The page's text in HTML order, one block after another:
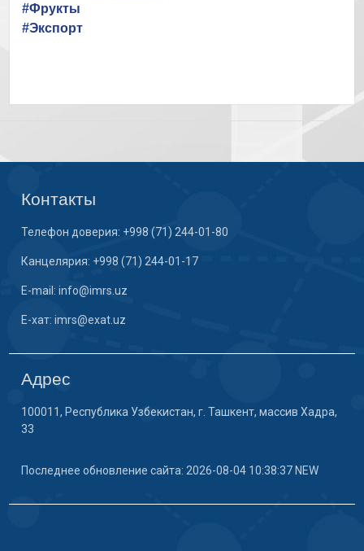
#Фрукты
#Экспорт
Контакты
Телефон доверия: +998 (71) 244-01-80
Канцелярия: +998 (71) 244-01-17
E-mail: info@imrs.uz
E-хат: imrs@exat.uz
Адрес
100011, Республика Узбекистан, г. Ташкент, массив Хадра,
33
Последнее обновление сайта: 2026-08-04 10:38:37 NEW